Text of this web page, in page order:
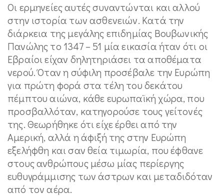
Οι ερμηνείες αυτές συναντώνται και αλλού
στην ιστορία των ασθενειών. Κατά την
διάρκεια της μεγάλης επιδημίας Βουβωνικής
Πανώλης το 1347 – 51 μία εικασία ήταν ότι οι
Εβραίοι είχαν δηλητηριάσει τα αποθέματα
νερού. Όταν η σύφιλη προσέβαλε την Ευρώπη
για πρώτη φορά στα τέλη του δεκάτου
πέμπτου αιώνα, κάθε ευρωπαϊκή χώρα, που
προσβαλλόταν, κατηγορούσε τους γείτονές
της. Θεωρήθηκε ότι είχε έρθει από την
Αμερική, αλλά η άφιξή της στην Ευρώπη
εξελήφθη και σαν θεία τιμωρία, που έφθανε
στους ανθρώπους μέσω μίας περίεργης
ευθυγράμμισης των άστρων και μεταδιδόταν
από τον αέρα.